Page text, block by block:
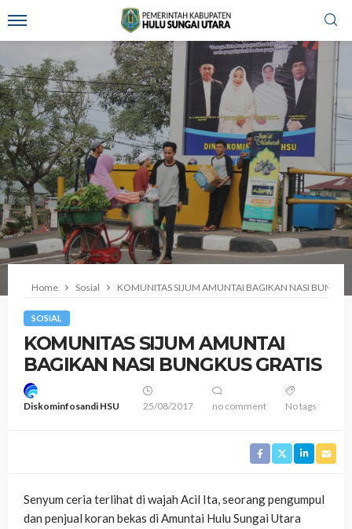
Home Sosial KOMUNITAS SIJUM AMUNTAI BAGIKAN NASI
SOSIAL
KOMUNITAS SIJUM AMUNTAI
BAGIKAN NASI BUNGKUS GRATIS
Diskominfosandi HSU 25/08/2017 no comment No tags
Senyum ceria terlihat di wajah Acil Ita, seorang pengumpul
dan penjual koran bekas di Amuntai Hulu Sungai Utara